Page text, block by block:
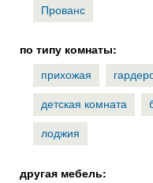
Прованс
по типу комнаты:
прихожая
детская комната
лоджия
другая мебель: